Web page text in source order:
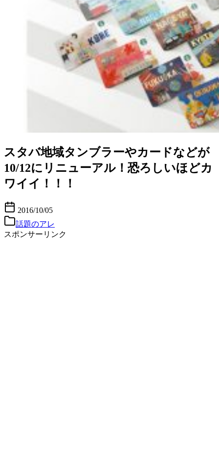
スタバ地域タンブラーやカードなどが
10/12にリニューアル！恐ろしいほどカ
ワイイ！！！
2016/10/05
話題のアレ
スポンサーリンク